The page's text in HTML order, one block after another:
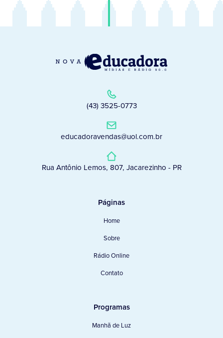
(43) 3525-0773
educadoravendas@uol.com.br
Rua Antônio Lemos, 807, Jacarezinho - PR
Páginas
Home
Sobre
Rádio Online
Contato
Programas
Manhã de Luz